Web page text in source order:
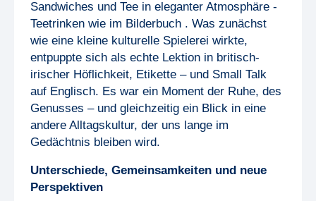
Sandwiches und Tee in eleganter Atmosphäre -
Teetrinken wie im Bilderbuch . Was zunächst
wie eine kleine kulturelle Spielerei wirkte,
entpuppte sich als echte Lektion in britisch-
irischer Höflichkeit, Etikette – und Small Talk
auf Englisch. Es war ein Moment der Ruhe, des
Genusses – und gleichzeitig ein Blick in eine
andere Alltagskultur, der uns lange im
Gedächtnis bleiben wird.
Unterschiede, Gemeinsamkeiten und neue
Perspektiven